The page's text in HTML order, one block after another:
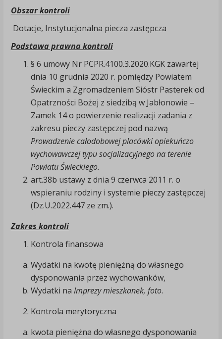
Obszar kontroli
Dotacje, Instytucjonalna piecza zastępcza
Podstawa prawna kontroli
§ 6 umowy Nr PCPR.4100.3.2020.KGK zawartej
dnia 10 grudnia 2020 r. pomiędzy Powiatem
Świeckim a Zgromadzeniem Sióstr Pasterek od
Opatrzności Bożej z siedzibą w Jabłonowie –
Zamek 14 o powierzenie realizacji zadania z
zakresu pieczy zastępczej pod nazwą
Prowadzenie całodobowej placówki opiekuńczo
wychowawczej typu socjalizacyjnego na terenie
Powiatu Świeckiego.
art.38b ustawy z dnia 9 czerwca 2011 r. o
wspieraniu rodziny i systemie pieczy zastępczej
(Dz.U.2022.447 ze zm.).
Zakres kontroli
Kontrola finansowa
Wydatki na kwotę pieniężną do własnego
dysponowania przez wychowanków,
Wydatki na Imprezy mieszkanek, foto.
Kontrola merytoryczna
kwota pieniężna do własnego dysponowania